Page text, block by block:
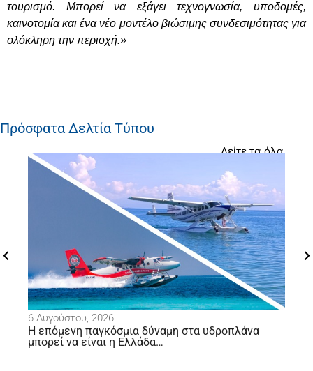
τουρισμό. Μπορεί να εξάγει τεχνογνωσία, υποδομές,
καινοτομία και ένα νέο μοντέλο βιώσιμης συνδεσιμότητας για
ολόκληρη την περιοχή.»
Πρόσφατα Δελτία Τύπου
Δείτε τα όλα
δύναμη στα υδροπλάνα
Ο Υπουργός Υγείας